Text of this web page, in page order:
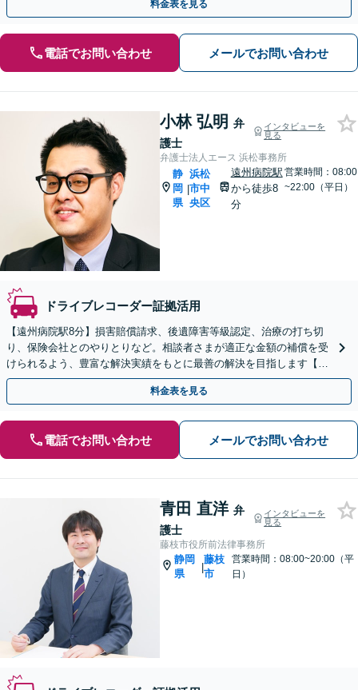
料金表を見る
電話でお問い合わせ メールでお問い合わせ
小林 弘明 弁
護士
インタビューを
見る
弁護士法人エース 浜松事務所
静
岡
県
|
浜松
市中
央区
遠州病院駅
から徒歩8
分
営業時間：08:00
~22:00（平日）
ドライブレコーダー証拠活用
【遠州病院駅8分】損害賠償請求、後遺障害等級認定、治療の打ち切
り、保険会社とのやりとりなど。相談者さまが適正な金額の補償を受
けられるよう、豊富な解決実績をもとに最善の解決を目指します【初
回相談無料】【Zoom／電話相談OK】
料金表を見る
電話でお問い合わせ メールでお問い合わせ
青田 直洋 弁
護士
インタビューを
見る
藤枝市役所前法律事務所
静岡
県
|
藤枝
市
営業時間：08:00~20:00（平
日）